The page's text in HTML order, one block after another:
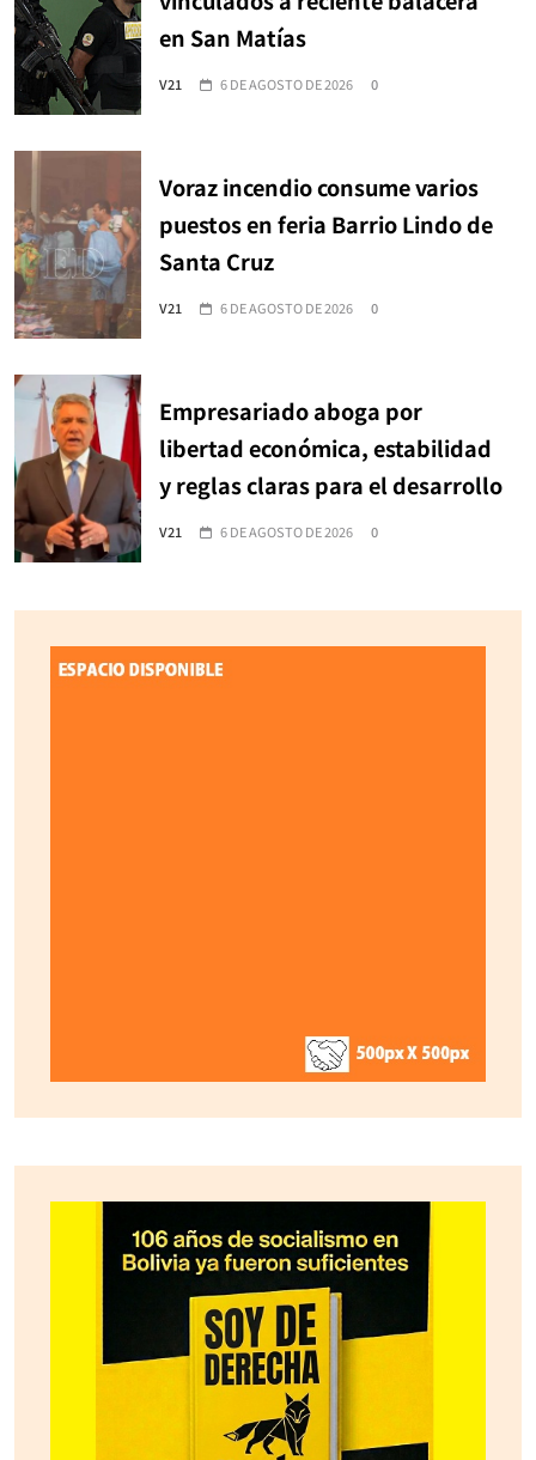
en San Matías
V21 6 DE AGOSTO DE 2026 0
Voraz incendio consume varios
puestos en feria Barrio Lindo de
Santa Cruz
V21 6 DE AGOSTO DE 2026 0
Empresariado aboga por
libertad económica, estabilidad
y reglas claras para el desarrollo
V21 6 DE AGOSTO DE 2026 0